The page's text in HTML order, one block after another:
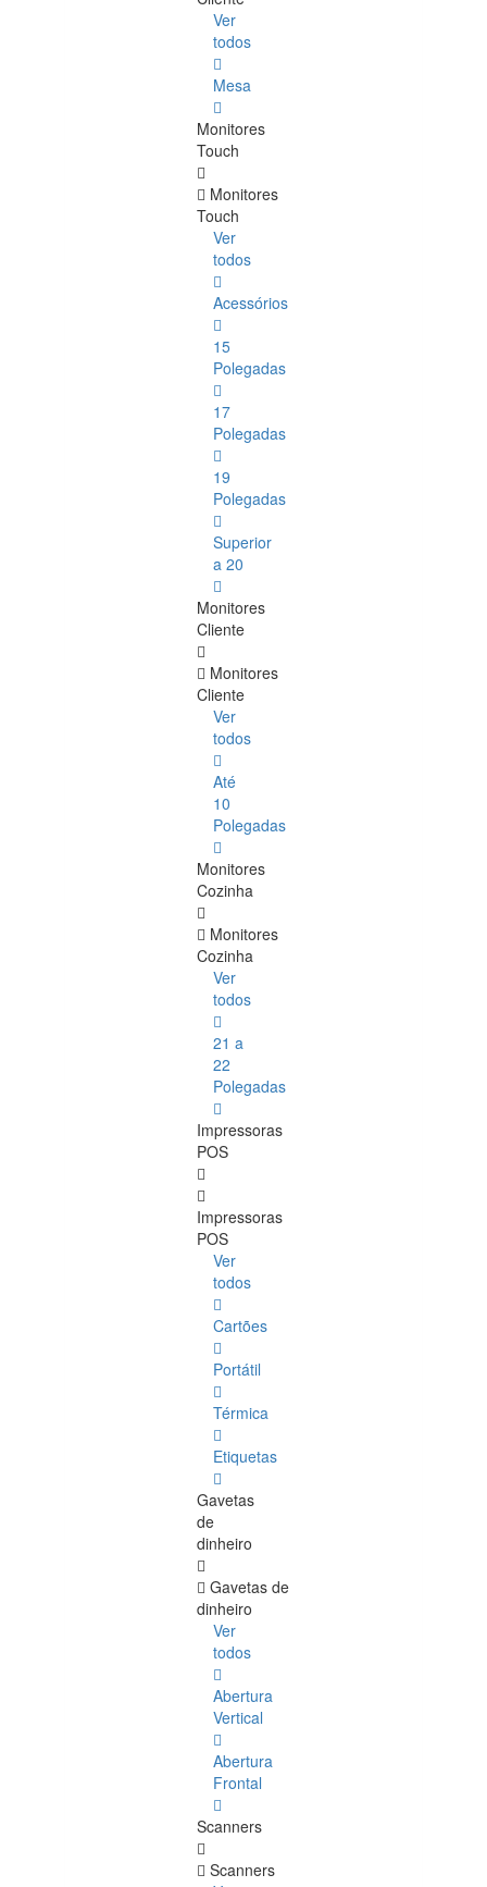
Ver
todos
Mesa
Monitores
Touch
Monitores
Touch
Ver
todos
Acessórios
15
Polegadas
17
Polegadas
19
Polegadas
Superior
a 20
Monitores
Cliente
Monitores
Cliente
Ver
todos
Até
10
Polegadas
Monitores
Cozinha
Monitores
Cozinha
Ver
todos
21 a
22
Polegadas
Impressoras
POS
Impressoras
POS
Ver
todos
Cartões
Portátil
Térmica
Etiquetas
Gavetas
de
dinheiro
Gavetas de
dinheiro
Ver
todos
Abertura
Vertical
Abertura
Frontal
Scanners
Scanners